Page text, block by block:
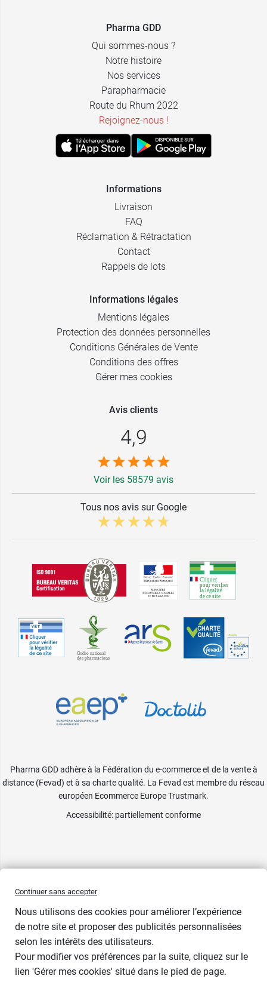
1 cadeau
Pharma GDD
Qui sommes-nous ?
Notre histoire
Nos services
Parapharmacie
Route du Rhum 2022
Rejoignez-nous !
Informations
Livraison
FAQ
Réclamation & Rétractation
Contact
Rappels de lots
Informations légales
Mentions légales
Protection des données personnelles
Conditions Générales de Vente
Conditions des offres
Gérer mes cookies
Avis clients
4,9
Voir les 58579 avis
Tous nos avis sur Google
Pharma GDD adhère à la Fédération du e-commerce et de la vente à
distance (Fevad) et à sa charte qualité. La Fevad est membre du réseau
européen Ecommerce Europe Trustmark.
Accessibilité: partiellement conforme
Continuer sans accepter
Nous utilisons des cookies pour améliorer l’expérience
de notre site et proposer des publicités personnalisées
selon les intérêts des utilisateurs.
Pour modifier vos préférences par la suite, cliquez sur le
lien 'Gérer mes cookies' situé dans le pied de page.